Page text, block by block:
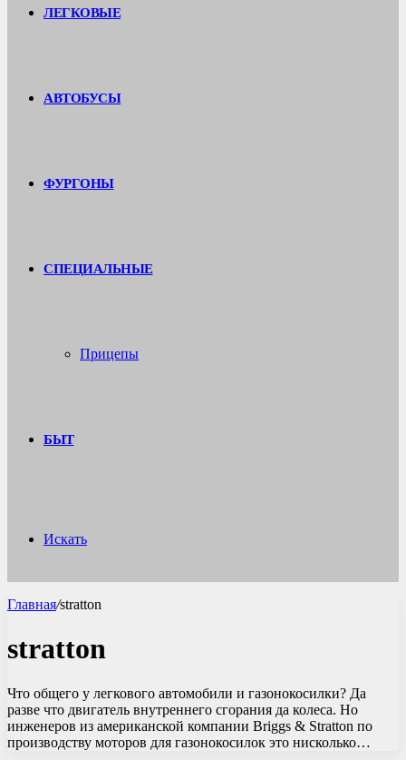
ЛЕГКОВЫЕ
АВТОБУСЫ
ФУРГОНЫ
СПЕЦИАЛЬНЫЕ
Прицепы
БЫТ
Искать
Главная/stratton
stratton
Что общего у легкового автомобили и газонокосилки? Да
разве что двигатель внутреннего сгорания да колеса. Но
инженеров из американской компании Briggs & Stratton по
производству моторов для газонокосилок это нисколько…